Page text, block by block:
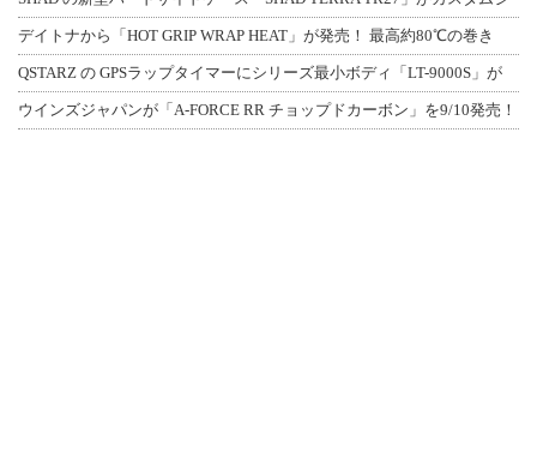
デイトナから「HOT GRIP WRAP HEAT」が発売！ 最高約80℃の巻き
QSTARZ の GPSラップタイマーにシリーズ最小ボディ「LT-9000S」が
ウインズジャパンが「A-FORCE RR チョップドカーボン」を9/10発売！